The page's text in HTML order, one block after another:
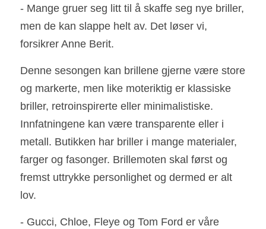
- Mange gruer seg litt til å skaffe seg nye briller,
men de kan slappe helt av. Det løser vi,
forsikrer Anne Berit.
Denne sesongen kan brillene gjerne være store
og markerte, men like moteriktig er klassiske
briller, retroinspirerte eller minimalistiske.
Innfatningene kan være transparente eller i
metall. Butikken har briller i mange materialer,
farger og fasonger. Brillemoten skal først og
fremst uttrykke personlighet og dermed er alt
lov.
- Gucci, Chloe, Fleye og Tom Ford er våre